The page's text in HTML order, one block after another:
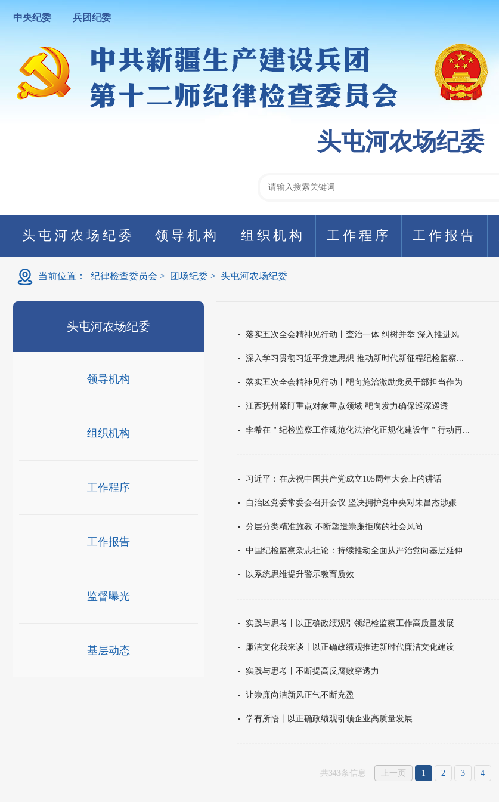
中央纪委 兵团纪委
头屯河农场纪委
头屯河农场纪委 领导机构 组织机构 工作程序 工作报告
当前位置： 纪律检查委员会 > 团场纪委 > 头屯河农场纪委
头屯河农场纪委
领导机构
组织机构
工作程序
工作报告
监督曝光
基层动态
落实五次全会精神见行动丨查治一体 纠树并举 深入推进风...
深入学习贯彻习近平党建思想 推动新时代新征程纪检监察...
落实五次全会精神见行动丨靶向施治激励党员干部担当作为
江西抚州紧盯重点对象重点领域 靶向发力确保巡深巡透
李希在＂纪检监察工作规范化法治化正规化建设年＂行动再...
习近平：在庆祝中国共产党成立105周年大会上的讲话
自治区党委常委会召开会议 坚决拥护党中央对朱昌杰涉嫌...
分层分类精准施教 不断塑造崇廉拒腐的社会风尚
中国纪检监察杂志社论：持续推动全面从严治党向基层延伸
以系统思维提升警示教育质效
实践与思考丨以正确政绩观引领纪检监察工作高质量发展
廉洁文化我来谈丨以正确政绩观推进新时代廉洁文化建设
实践与思考丨不断提高反腐败穿透力
让崇廉尚洁新风正气不断充盈
学有所悟丨以正确政绩观引领企业高质量发展
共343 条信息 上一页 1 2 3 4